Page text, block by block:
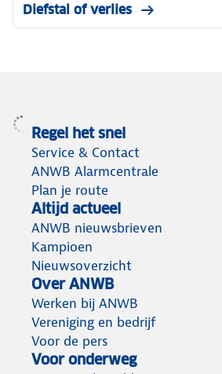
Diefstal of verlies
Regel het snel
Service & Contact
ANWB Alarmcentrale
Plan je route
Altijd actueel
ANWB nieuwsbrieven
Kampioen
Nieuwsoverzicht
Over ANWB
Werken bij ANWB
Vereniging en bedrijf
Voor de pers
Voor onderweg